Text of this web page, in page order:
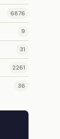
6876
9
31
2261
36